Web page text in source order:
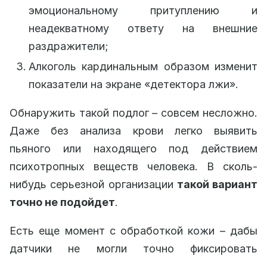
эмоциональному притуплению и
неадекватному ответу на внешние
раздражители;
Алкоголь кардинальным образом изменит
показатели на экране «детектора лжи».
Обнаружить такой подлог – совсем несложно.
Даже без анализа крови легко выявить
пьяного или находящего под действием
психотропных веществ человека. В сколь-
нибудь серьезной организации такой вариант
точно не подойдет.
Есть еще момент с обработкой кожи – дабы
датчики не могли точно фиксировать